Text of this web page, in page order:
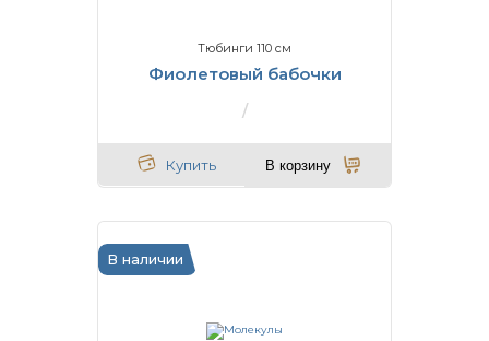
Тюбинги 110 см
Фиолетовый бабочки
Купить В корзину
В наличии